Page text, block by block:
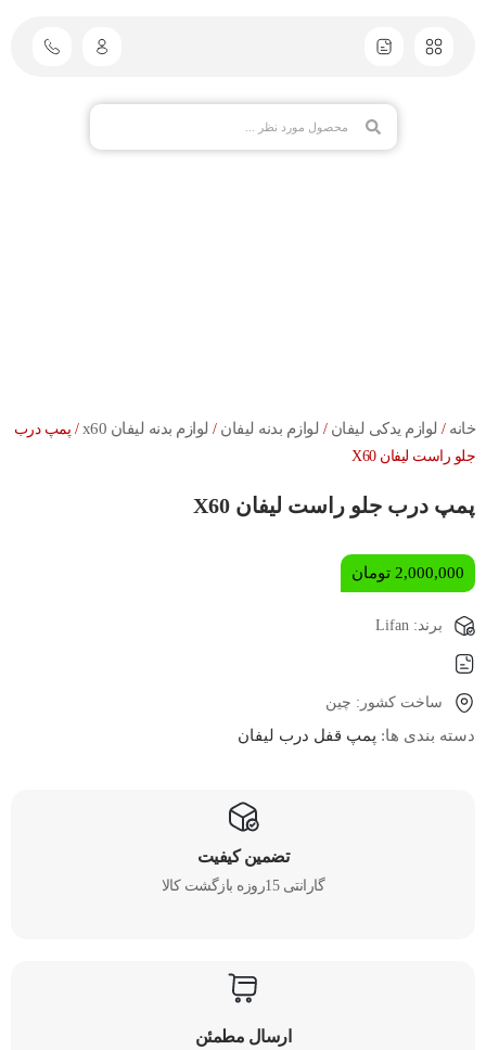
خانه / لوازم یدکی لیفان / لوازم بدنه لیفان / لوازم بدنه لیفان x60
/ پمپ درب
جلو راست لیفان X60
پمپ درب جلو راست لیفان X60
2,000,000 تومان
برند: Lifan
ساخت کشور: چین
دسته بندی ها: پمپ قفل درب لیفان
تضمین کیفیت
گارانتی 15روزه بازگشت کالا
ارسال مطمئن